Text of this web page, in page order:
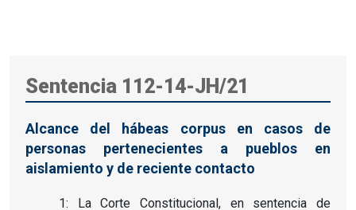
Sentencia 112-14-JH/21
Alcance del hábeas corpus en casos de
personas pertenecientes a pueblos en
aislamiento y de reciente contacto
1: La Corte Constitucional, en sentencia de